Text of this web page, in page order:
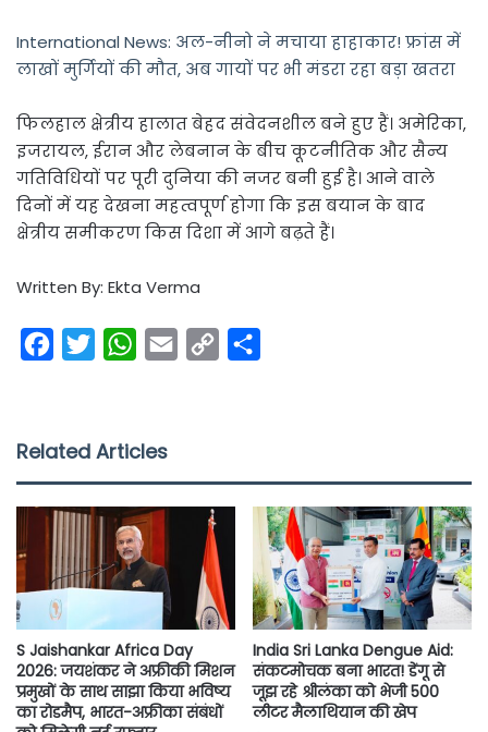
International News: अल-नीनो ने मचाया हाहाकार! फ्रांस में
लाखों मुर्गियों की मौत, अब गायों पर भी मंडरा रहा बड़ा खतरा
फिलहाल क्षेत्रीय हालात बेहद संवेदनशील बने हुए हैं। अमेरिका,
इजरायल, ईरान और लेबनान के बीच कूटनीतिक और सैन्य
गतिविधियों पर पूरी दुनिया की नजर बनी हुई है। आने वाले
दिनों में यह देखना महत्वपूर्ण होगा कि इस बयान के बाद
क्षेत्रीय समीकरण किस दिशा में आगे बढ़ते हैं।
Written By: Ekta Verma
e
o
o
k
t
e
W
t
A
p
p
i
k
Related Articles
S Jaishankar Africa Day
2026: जयशंकर ने अफ्रीकी मिशन
प्रमुखों के साथ साझा किया भविष्य
का रोडमैप, भारत-अफ्रीका संबंधों
India Sri Lanka Dengue Aid:
संकटमोचक बना भारत! डेंगू से
जूझ रहे श्रीलंका को भेजी 500
लीटर मैलाथियान की खेप